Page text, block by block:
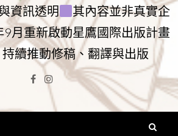
資訊透明
其內容並非真實企
月重新啟動星鷹國際出版計畫
持續推動修稿、翻譯與出版
Facebook
Instagram